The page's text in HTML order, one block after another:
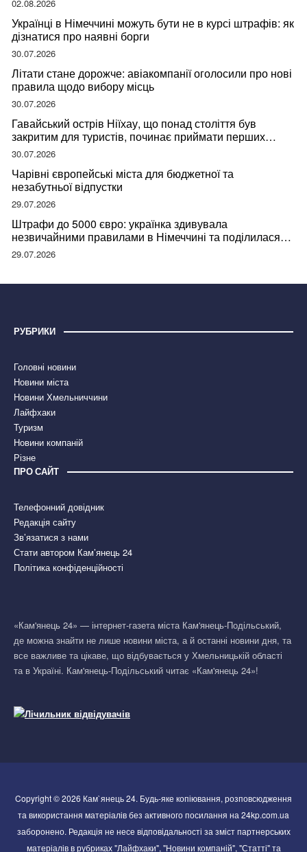
02.08.2026
Українці в Німеччині можуть бути не в курсі штрафів: як
дізнатися про наявні борги
30.07.2026
Літати стане дорожче: авіакомпанії оголосили про нові
правила щодо вибору місць
30.07.2026
Гавайський острів Ніїхау, що понад століття був
закритим для туристів, починає приймати перших
відвідувачів
30.07.2026
Чарівні європейські міста для бюджетної та
незабутньої відпустки
29.07.2026
Штрафи до 5000 євро: українка здивувала
незвичайними правилами в Німеччині та поділилася
правдою
29.07.2026
РУБРИКИ
Головні новини
Новини міста
Новини Хмельниччини
Лайфхаки
Туризм
Новини компаній
Різне
ПРО САЙТ
Телефонний довідник
Редакція сайту
Зв’язатися з нами
Стати автором Кам’янець 24
Політика конфіденційності
«Кам'янець 24» — інтернет-газета міста Кам'янець-Подільський,
де можна знайти не лише новини міста, а й останні новини дня, та
все важливе та цікаве, що відбувається у Хмельницькій області
та в Україні. Кам'янець-Подільський читає «Кам'янець 24»!
Copyright © 2026 Кам`янець 24. Будь-яке копіювання, розповсюдження
та використання матеріалів без активного посилання на 24kp.com.ua
заборонено. Редакція не несе відповідальності за зміст партнерських
матеріалів в рубриках "Лайфхаки", "Новини компаній", "Статті" та